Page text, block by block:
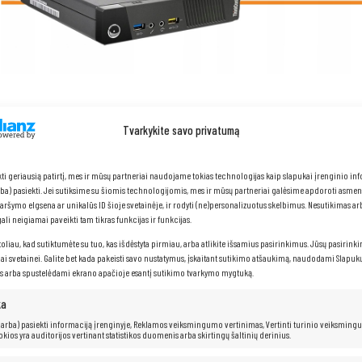
Tvarkykite savo privatumą
geriausią patirtį, mes ir mūsų partneriai naudojame tokias technologijas kaip slapukai įrenginio
pasiekti. Jei sutiksime su šiomis technologijomis, mes ir mūsų partneriai galėsime apdoroti
elgsena ar unikalūs ID šioje svetainėje, ir rodyti (ne)personalizuotus skelbimus. Nesutikimas
neigiamai paveikti tam tikras funkcijas ir funkcijas.
kad sutiktumėte su tuo, kas išdėstyta pirmiau, arba atlikite išsamius pasirinkimus. Jūsų
svetainei. Galite bet kada pakeisti savo nustatymus, įskaitant sutikimo atšaukimą, naudodami
spustelėdami ekrano apačioje esantį sutikimo tvarkymo mygtuką.
pasiekti informaciją įrenginyje, Reklamos veiksmingumo vertinimas, Vertinti turinio
yra auditorijos vertinant statistikos duomenis arba skirtingų šaltinių derinius.
Lenovo ThinkCentre M920Q
Procesorius:Intel Core i5 6x 2,10–3,50 GHz i5-8500T, 9 MB
RAM: 8GB
Kietasis diskas: 256GB SSD